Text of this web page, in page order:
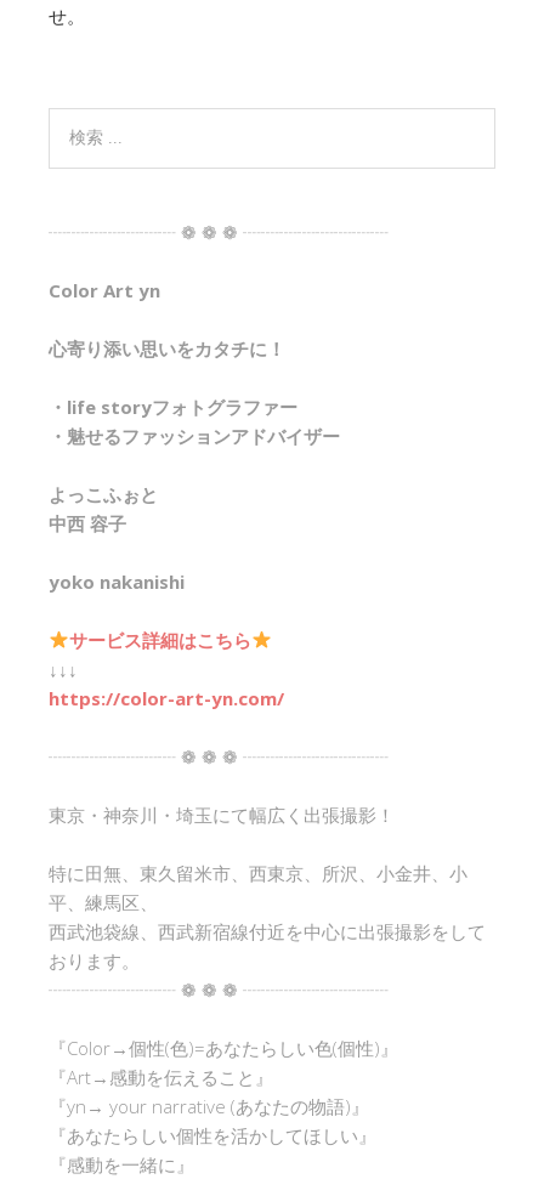
せ。
┈┈┈┈┈┈┈ ❁ ❁ ❁ ┈┈┈┈┈┈┈┈
Color Art yn
心寄り添い思いをカタチに！
・life storyフォトグラファー
・魅せるファッションアドバイザー
よっこふぉと
中西 容子
yoko nakanishi
サービス詳細はこちら
↓↓↓
https://color-art-yn.com/
┈┈┈┈┈┈┈ ❁ ❁ ❁ ┈┈┈┈┈┈┈┈
東京・神奈川・埼玉にて幅広く出張撮影！
特に田無、東久留米市、西東京、所沢、小金井、小
平、練馬区、
西武池袋線、西武新宿線付近を中心に出張撮影をして
おります。
┈┈┈┈┈┈┈ ❁ ❁ ❁ ┈┈┈┈┈┈┈┈
『Color→個性(色)=あなたらしい色(個性)』
『Art→感動を伝えること』
『yn→ your narrative (あなたの物語)』
『あなたらしい個性を活かしてほしい』
『感動を一緒に』